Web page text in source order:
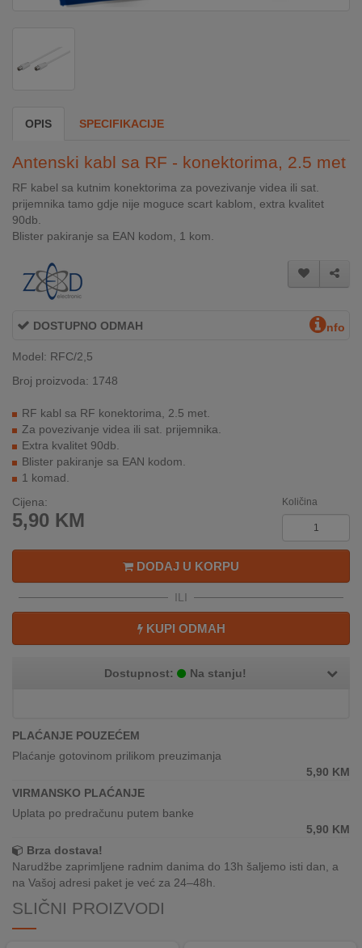
&
GAME
INTERNO
MOJ
BRENDOVI
NOVO
U
PONUDI
KUPOVINA
I
KAKO
IZ
OZNAKE
ENERGETSKE
UČINKOVITOSTI
OPIS SPECIFIKACIJE
Antenski kabl sa RF - konektorima, 2.5 met
RF kabel sa kutnim konektorima za povezivanje videa ili sat.
prijemnika tamo gdje nije moguce scart kablom, extra kvalitet
90db.
Blister pakiranje sa EAN kodom, 1 kom.
DOSTUPNO ODMAH nfo
Model: RFC/2,5
Broj proizvoda: 1748
RF kabl sa RF konektorima, 2.5 met.
Za povezivanje videa ili sat. prijemnika.
Extra kvalitet 90db.
Blister pakiranje sa EAN kodom.
1 komad.
Cijena:
5,90 KM
Količina
DODAJ U KORPU
ILI
KUPI ODMAH
Dostupnost: Na stanju!
PLAĆANJE POUZEĆEM
Plaćanje gotovinom prilikom preuzimanja
5,90 KM
VIRMANSKO PLAĆANJE
Uplata po predračunu putem banke
5,90 KM
Brza dostava!
Narudžbe zaprimljene radnim danima do 13h šaljemo isti dan, a
na Vašoj adresi paket je već za 24–48h.
SLIČNI PROIZVODI